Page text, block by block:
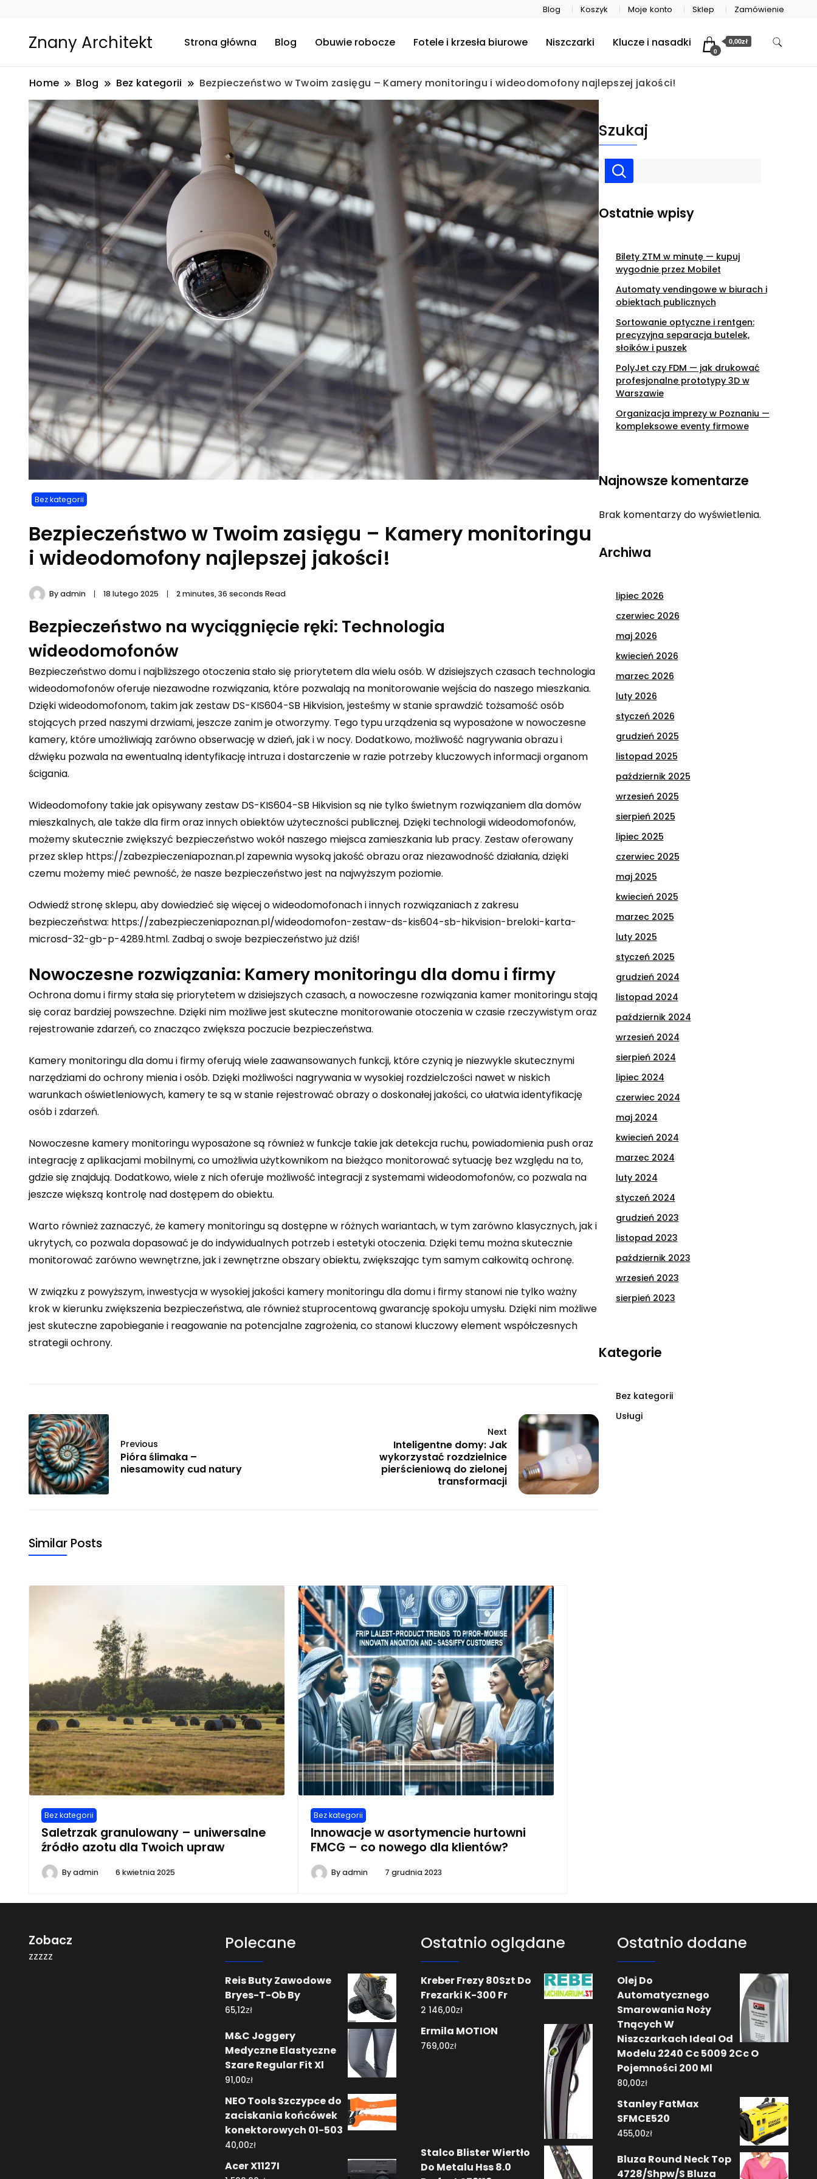
Blog Koszyk Moje konto Sklep Zamówienie
Znany Architekt Strona główna Blog Obuwie robocze Fotele i krzesła biurowe Niszczarki Klucze i nasadki
0
0,00zł
Home Blog Bez kategorii Bezpieczeństwo w Twoim zasięgu – Kamery monitoringu i wideodomofony najlepszej jakości!
Bez kategorii
Bezpieczeństwo w Twoim zasięgu – Kamery monitoringu
i wideodomofony najlepszej jakości!
Byadmin 18 lutego 2025 2 minutes, 36 seconds Read
Bezpieczeństwo na wyciągnięcie ręki: Technologia
wideodomofonów
Bezpieczeństwo domu i najbliższego otoczenia stało się priorytetem dla wielu osób. W dzisiejszych czasach technologia
wideodomofonów oferuje niezawodne rozwiązania, które pozwalają na monitorowanie wejścia do naszego mieszkania.
Dzięki wideodomofonom, takim jak zestaw DS-KIS604-SB Hikvision, jesteśmy w stanie sprawdzić tożsamość osób
stojących przed naszymi drzwiami, jeszcze zanim je otworzymy. Tego typu urządzenia są wyposażone w nowoczesne
kamery, które umożliwiają zarówno obserwację w dzień, jak i w nocy. Dodatkowo, możliwość nagrywania obrazu i
dźwięku pozwala na ewentualną identyfikację intruza i dostarczenie w razie potrzeby kluczowych informacji organom
ścigania.
Wideodomofony takie jak opisywany zestaw DS-KIS604-SB Hikvision są nie tylko świetnym rozwiązaniem dla domów
mieszkalnych, ale także dla firm oraz innych obiektów użyteczności publicznej. Dzięki technologii wideodomofonów,
możemy skutecznie zwiększyć bezpieczeństwo wokół naszego miejsca zamieszkania lub pracy. Zestaw oferowany
przez sklep https://zabezpieczeniapoznan.pl zapewnia wysoką jakość obrazu oraz niezawodność działania, dzięki
czemu możemy mieć pewność, że nasze bezpieczeństwo jest na najwyższym poziomie.
Odwiedź stronę sklepu, aby dowiedzieć się więcej o wideodomofonach i innych rozwiązaniach z zakresu
bezpieczeństwa: https://zabezpieczeniapoznan.pl/wideodomofon-zestaw-ds-kis604-sb-hikvision-breloki-karta-
microsd-32-gb-p-4289.html. Zadbaj o swoje bezpieczeństwo już dziś!
Nowoczesne rozwiązania: Kamery monitoringu dla domu i firmy
Ochrona domu i firmy stała się priorytetem w dzisiejszych czasach, a nowoczesne rozwiązania kamer monitoringu stają
się coraz bardziej powszechne. Dzięki nim możliwe jest skuteczne monitorowanie otoczenia w czasie rzeczywistym oraz
rejestrowanie zdarzeń, co znacząco zwiększa poczucie bezpieczeństwa.
Kamery monitoringu dla domu i firmy oferują wiele zaawansowanych funkcji, które czynią je niezwykle skutecznymi
narzędziami do ochrony mienia i osób. Dzięki możliwości nagrywania w wysokiej rozdzielczości nawet w niskich
warunkach oświetleniowych, kamery te są w stanie rejestrować obrazy o doskonałej jakości, co ułatwia identyfikację
osób i zdarzeń.
Nowoczesne kamery monitoringu wyposażone są również w funkcje takie jak detekcja ruchu, powiadomienia push oraz
integrację z aplikacjami mobilnymi, co umożliwia użytkownikom na bieżąco monitorować sytuację bez względu na to,
gdzie się znajdują. Dodatkowo, wiele z nich oferuje możliwość integracji z systemami wideodomofonów, co pozwala na
jeszcze większą kontrolę nad dostępem do obiektu.
Warto również zaznaczyć, że kamery monitoringu są dostępne w różnych wariantach, w tym zarówno klasycznych, jak i
ukrytych, co pozwala dopasować je do indywidualnych potrzeb i estetyki otoczenia. Dzięki temu można skutecznie
monitorować zarówno wewnętrzne, jak i zewnętrzne obszary obiektu, zwiększając tym samym całkowitą ochronę.
W związku z powyższym, inwestycja w wysokiej jakości kamery monitoringu dla domu i firmy stanowi nie tylko ważny
krok w kierunku zwiększenia bezpieczeństwa, ale również stuprocentową gwarancję spokoju umysłu. Dzięki nim możliwe
jest skuteczne zapobieganie i reagowanie na potencjalne zagrożenia, co stanowi kluczowy element współczesnych
strategii ochrony.
Previous
Pióra ślimaka –
niesamowity cud natury
Next
Inteligentne domy: Jak
wykorzystać rozdzielnice
pierścieniową do zielonej
transformacji
Similar Posts
Bez kategorii
Saletrzak granulowany – uniwersalne
źródło azotu dla Twoich upraw
Byadmin 6 kwietnia 2025
Bez kategorii
Innowacje w asortymencie hurtowni
FMCG – co nowego dla klientów?
Byadmin 7 grudnia 2023
Szukaj
Ostatnie wpisy
Bilety ZTM w minutę — kupuj
wygodnie przez Mobilet
Automaty vendingowe w biurach i
obiektach publicznych
Sortowanie optyczne i rentgen:
precyzyjna separacja butelek,
słoików i puszek
PolyJet czy FDM — jak drukować
profesjonalne prototypy 3D w
Warszawie
Organizacja imprezy w Poznaniu —
kompleksowe eventy firmowe
Najnowsze komentarze
Brak komentarzy do wyświetlenia.
Archiwa
lipiec 2026
czerwiec 2026
maj 2026
kwiecień 2026
marzec 2026
luty 2026
styczeń 2026
grudzień 2025
listopad 2025
październik 2025
wrzesień 2025
sierpień 2025
lipiec 2025
czerwiec 2025
maj 2025
kwiecień 2025
marzec 2025
luty 2025
styczeń 2025
grudzień 2024
listopad 2024
październik 2024
wrzesień 2024
sierpień 2024
lipiec 2024
czerwiec 2024
maj 2024
kwiecień 2024
marzec 2024
luty 2024
styczeń 2024
grudzień 2023
listopad 2023
październik 2023
wrzesień 2023
sierpień 2023
Kategorie
Bez kategorii
Usługi
Zobacz
zzzzz
Polecane
Reis Buty Zawodowe
Bryes-T-Ob By
65,12zł
M&C Joggery
Medyczne Elastyczne
Szare Regular Fit Xl
91,00zł
NEO Tools Szczypce do
zaciskania końcówek
konektorowych 01-503
40,00zł
Acer X1127I
Ostatnio oglądane
Kreber Frezy 80Szt Do
Frezarki K-300 Fr
2 146,00zł
Ermila MOTION
769,00zł
Stalco Blister Wiertło
Do Metalu Hss 8.0
Ostatnio dodane
Olej Do
Automatycznego
Smarowania Noży
Tnących W
Niszczarkach Ideal Od
Modelu 2240 Cc 5009 2Cc O
Pojemności 200 Ml
80,00zł
Stanley FatMax
SFMCE520
455,00zł
Bluza Round Neck Top
4728/Shpw/S Bluza